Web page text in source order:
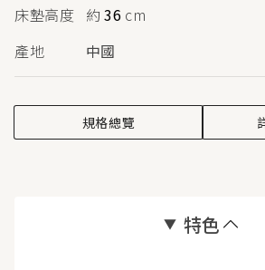
床墊高度 約 36 cm
產地
中國
規格總覽
特色